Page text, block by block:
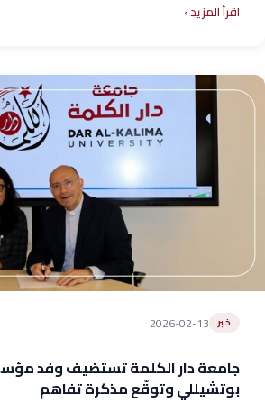
اقرأ المزيد
خبر 2026-02-13
جامعة دار الكلمة تستضيف وفد
بوتشيللي وتوقّع مذكرة تفاهم